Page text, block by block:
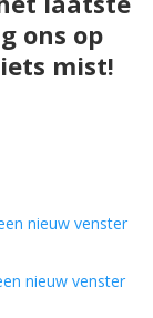
ons op
mist!
nieuw venster
nieuw venster